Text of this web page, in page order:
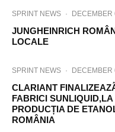
SPRINT NEWS · DECEMBER
JUNGHEINRICH
LOCALE
SPRINT NEWS · DECEMBER
CLARIANT
FABRICI
PRODUCȚIA DE
ROMÂNIA